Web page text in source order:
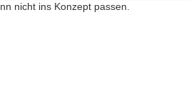
nicht ins Konzept passen.